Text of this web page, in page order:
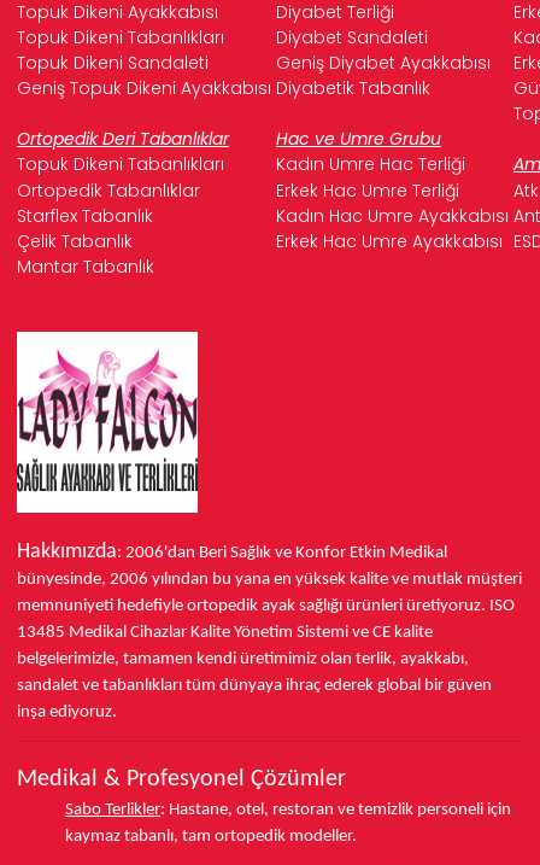
Topuk Dikeni Ayakkabısı
Diyabet Terliği
Topuk Dikeni Tabanlıkları
Diyabet Sandaleti
Topuk Dikeni Sandaleti
Geniş Diyabet Ayakkabısı
Geniş Topuk Dikeni Ayakkabısı Diyabetik Tabanlık
Ortopedik Deri Tabanlıklar
Hac ve Umre Grubu
Topuk Dikeni Tabanlıkları
Kadın Umre Hac Terliği
Ortopedik Tabanlıklar
Erkek Hac Umre Terliği
Starflex Tabanlık
Kadın Hac Umre Ayakkabısı
Çelik Tabanlık
Erkek Hac Umre Ayakkabısı
Mantar Tabanlık
Hakkımızda: 2006'dan Beri Sağlık ve Konfor Etkin Medikal
bünyesinde, 2006 yılından bu yana en yüksek kalite ve mutlak müşteri
memnuniyeti hedefiyle ortopedik ayak sağlığı ürünleri üretiyoruz. ISO
13485 Medikal Cihazlar Kalite Yönetim Sistemi ve CE kalite
belgelerimizle, tamamen kendi üretimimiz olan terlik, ayakkabı,
sandalet ve tabanlıkları tüm dünyaya ihraç ederek global bir güven
inşa ediyoruz.
Medikal & Profesyonel Çözümler
Sabo Terlikler: Hastane, otel, restoran ve temizlik personeli için
kaymaz tabanlı, tam ortopedik modeller.